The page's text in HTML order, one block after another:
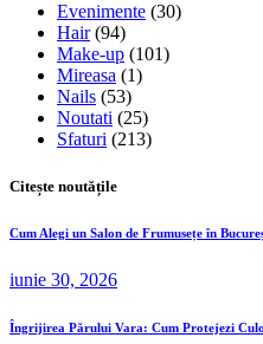
Evenimente (30)
Hair(94)
Make-up (101)
Mireasa (1)
Nails (53)
Noutati (25)
Sfaturi (213)
Citește noutățile
Cum Alegi un Salon de Frumusețe în
iunie 30, 2026
Îngrijirea Părului Vara: Cum Protejezi